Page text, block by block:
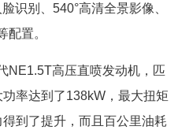
识别、540°高清全景影像、
配置。
NE1.5T高压直喷发动机，匹
率达到了138kW，最大扭矩
到了提升，而且百公里油耗